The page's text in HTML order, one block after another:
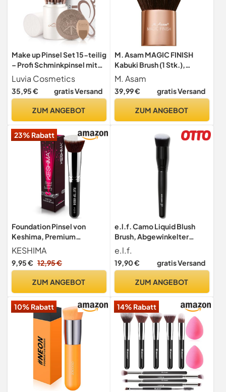
Make up Pinsel Set 15-teilig
– Profi Schminkpinsel mit
Make-up Schwamm,
Reinigungsmatte &
Pinseletui – Für Foundation,
& Contouring | Luvia
Luvia Cosmetics
35,95 € gratis Versand
ZUM ANGEBOT
M. Asam MAGIC FINISH
Kabuki Brush (1 Stk.),
Hochwertiger Make-up
Pinsel für Airbrush-Finish,
Perfekt für Puder, Blush &
Synthetikhaare &
für Schminke
M. Asam
39,99 € gratis Versand
ZUM ANGEBOT
23% Rabatt
Foundation Pinsel von
Keshima, Premium
Flachkopf Kabuki Make up
Pinsel
KESHIMA
9,95 € 12,95 €
ZUM ANGEBOT
e.l.f. Camo Liquid Blush
Brush, Abgewinkelter
Rougepinsel, Ideal Zum
Auftragen & Verteilen Von
Farben Auf Den Wangen,
Vegan & Tierversuchsfrei
e.l.f.
19,90 € gratis Versand
ZUM ANGEBOT
10% Rabatt 14% Rabatt